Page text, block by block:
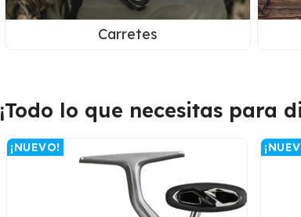
Carretes
¡Todo lo que necesitas para
¡NUEVO!